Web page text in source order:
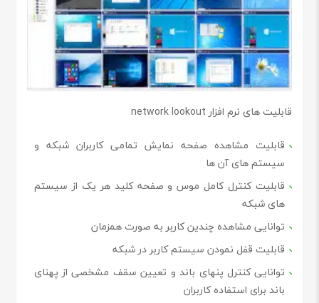
قابلیت های نرم افزار network lookout
قابلیت مشاهده صفحه نمایش تمامی کاربران شبکه و
سیستم های آن ها
قابلیت کنترل کامل موس و صفحه کلید هر یک از سیستم
های شبکه
توانایی مشاهده چندین کاربر به صورت همزمان
قابلیت قفل نمودن سیستم کاربر در شبکه
توانایی کنترل پنهای باند و تعیین سقف مشخصی از پهنای
باند برای استفاده کاربران